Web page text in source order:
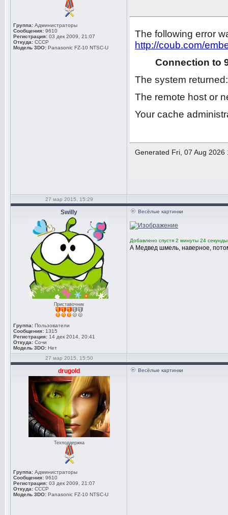
Группа: Администраторы
Сообщения: 9610
Регистрация: 03 дек 2009, 21:07
Откуда: СССР
Модель 3DO: Panasonic FZ-10 NTSC-U
27 мар 2015, 15:29
Swilly
Приставочник
Группа: Пользователи
Сообщения: 1315
Регистрация: 14 дек 2014, 20:41
Откуда: Сочи
Модель 3DO: Нет
Весёлые картинки
Добавлено спустя 2 минуты 24
А Медвед шмель, наверное,
27 мар 2015, 15:50
drugold
Техподдержка
Группа: Администраторы
Сообщения: 9610
Регистрация: 03 дек 2009, 21:07
Откуда: СССР
Модель 3DO: Panasonic FZ-10 NTSC-U
Весёлые картинки